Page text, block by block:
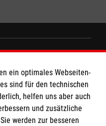
ein optimales Webseiten-
sind für den technischen
helfen uns aber auch
und zusätzliche
werden zur besseren